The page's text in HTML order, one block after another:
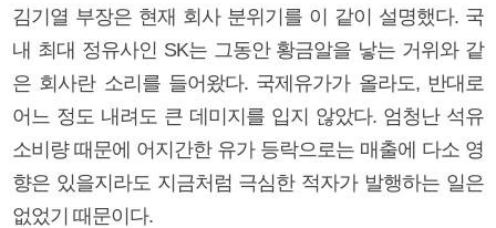
김기열 부장은 현재 회사 분위기를 이 같이 설명했다. 국
내 최대 정유사인 SK는 그동안 황금알을 낳는 거위와 같
은 회사란 소리를 들어왔다. 국제유가가 올라도, 반대로
어느 정도 내려도 큰 데미지를 입지 않았다. 엄청난 석유
소비량 때문에 어지간한 유가 등락으로는 매출에 다소 영
향은 있을지라도 지금처럼 극심한 적자가 발행하는 일은
없었기 때문이다.